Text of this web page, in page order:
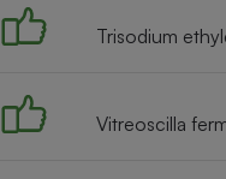
Trisodium
Vitreoscilla